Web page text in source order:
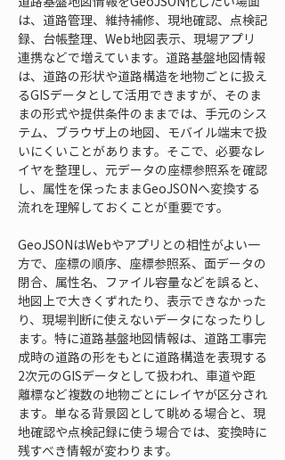
は、道路管理、維持補修、現地確認、点検記
録、台帳整理、Web地図表示、現場アプリ
連携などで増えています。道路基盤地図情報
は、道路の形状や道路構造を地物ごとに扱え
るGISデータとして活用できますが、そのま
まの形式や提供条件のままでは、手元のシス
テム、ブラウザ上の地図、モバイル端末で扱
いにくいことがあります。そこで、必要なレ
イヤを整理し、元データの座標参照系を確認
し、属性を保ったままGeoJSONへ変換する
流れを理解しておくことが重要です。
GeoJSONはWebやアプリとの相性がよい一
方で、座標の順序、座標参照系、面データの
閉合、属性名、ファイル容量などを誤ると、
地図上で大きくずれたり、表示できなかった
り、現場判断に使えないデータになったりし
ます。特に道路基盤地図情報は、道路工事完
成時の道路の形をもとに道路構造を表現する
2次元のGISデータとして扱われ、車道や距
離標など複数の地物ごとにレイヤが区分され
ます。単なる背景図として眺める場合と、現
地確認や点検記録に使う場合では、変換時に
残すべき情報が変わります。